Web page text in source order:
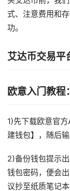
式、注意费用和
功。
艾达币交易平
欧意入门教程：
1)先下载欧意官
建钱包】，随后输
2)备份钱包提示
钱包密码，便会
议抄至纸质笔记